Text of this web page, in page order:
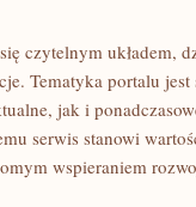
czytelnym układem,
Tematyka portalu
jak i
serwis stanowi
wspieraniem